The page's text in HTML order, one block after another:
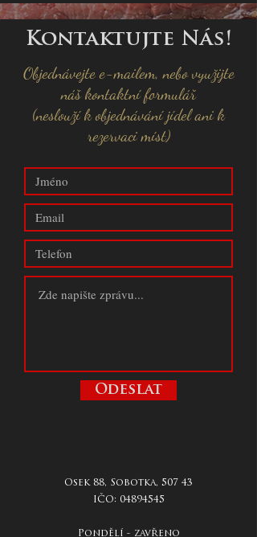
Kontaktujte Nás!
Objednávejte e-mailem, nebo využijte
náš kontaktní formulář
(neslouží k objednávání jídel ani k
rezervaci míst)
Odeslat
Osek 88, Sobotka, 507 43
IČO: 04894545
Pondělí - zavřeno